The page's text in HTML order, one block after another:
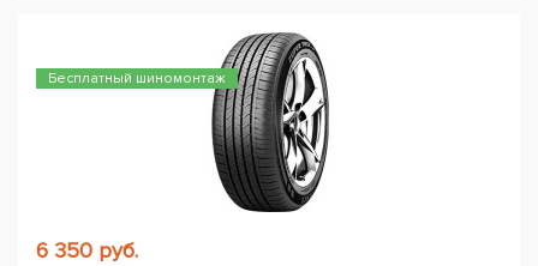
Бесплатный шиномонтаж
6 350 руб.